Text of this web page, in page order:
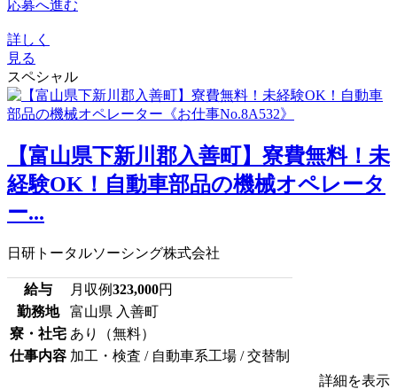
応募へ進む
詳しく
見る
スペシャル
【富山県下新川郡入善町】寮費無料！未
経験OK！自動車部品の機械オペレータ
ー...
日研トータルソーシング株式会社
給与 月収例323,000円
勤務地
富山県 入善町
寮・社宅 あり（無料）
仕事内容 加工・検査 / 自動車系工場 / 交替制
詳細を表示